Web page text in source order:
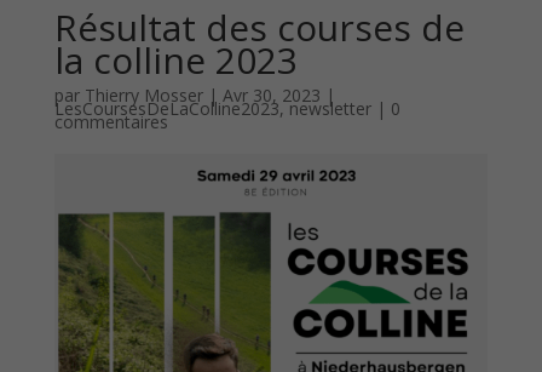
Résultat des courses de
la colline 2023
par Thierry Mosser| Avr 30, 2023 |
LesCoursesDeLaColline2023,newsletter| 0
commentaires